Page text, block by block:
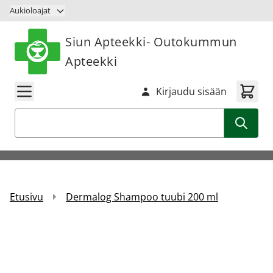
Siirry sisältöön
Aukioloajat
Siun Apteekki- Outokummun
Apteekki
Kirjaudu sisään
Etusivu Dermalog Shampoo tuubi 200 ml